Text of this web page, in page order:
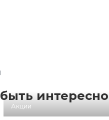
интересно
Акции